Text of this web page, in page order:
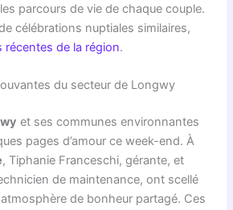
parcours de vie de chaque couple.
célébrations nuptiales similaires,
récentes de la région.
du secteur de Longwy
et ses communes environnantes
pages d’amour ce week-end. À
, Tiphanie Franceschi, gérante, et
de maintenance, ont scellé
de bonheur partagé. Ces